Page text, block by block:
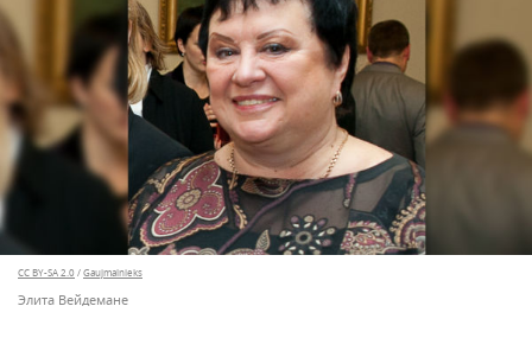
CC BY-SA 2.0 /Gaujmalnieks
Элита Вейдемане